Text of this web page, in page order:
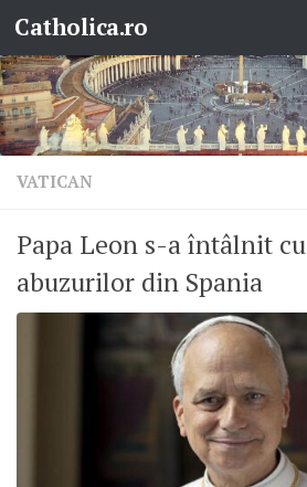
Skip to content
Catholica.ro
VATICAN
Papa Leon s-a întâlnit
abuzurilor din Spania